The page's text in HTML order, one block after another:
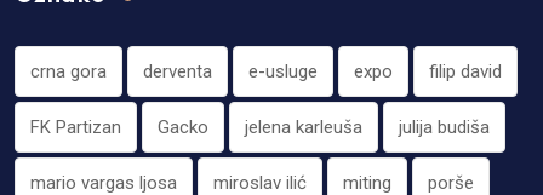
crna gora derventa e-usluge expo filip david
FK Partizan Gacko jelena karleuša julija budiša
mario vargas ljosa miroslav ilić miting porše